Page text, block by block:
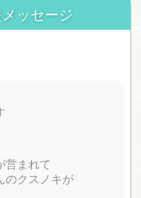
ッセージ
営まれて
のクスノキが